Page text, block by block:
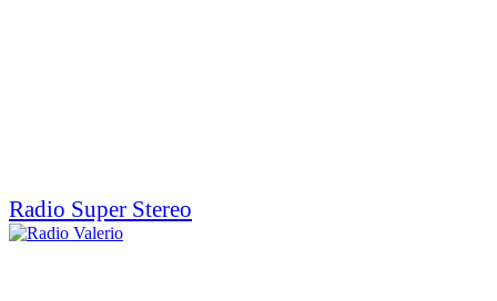
Radio Super Stereo